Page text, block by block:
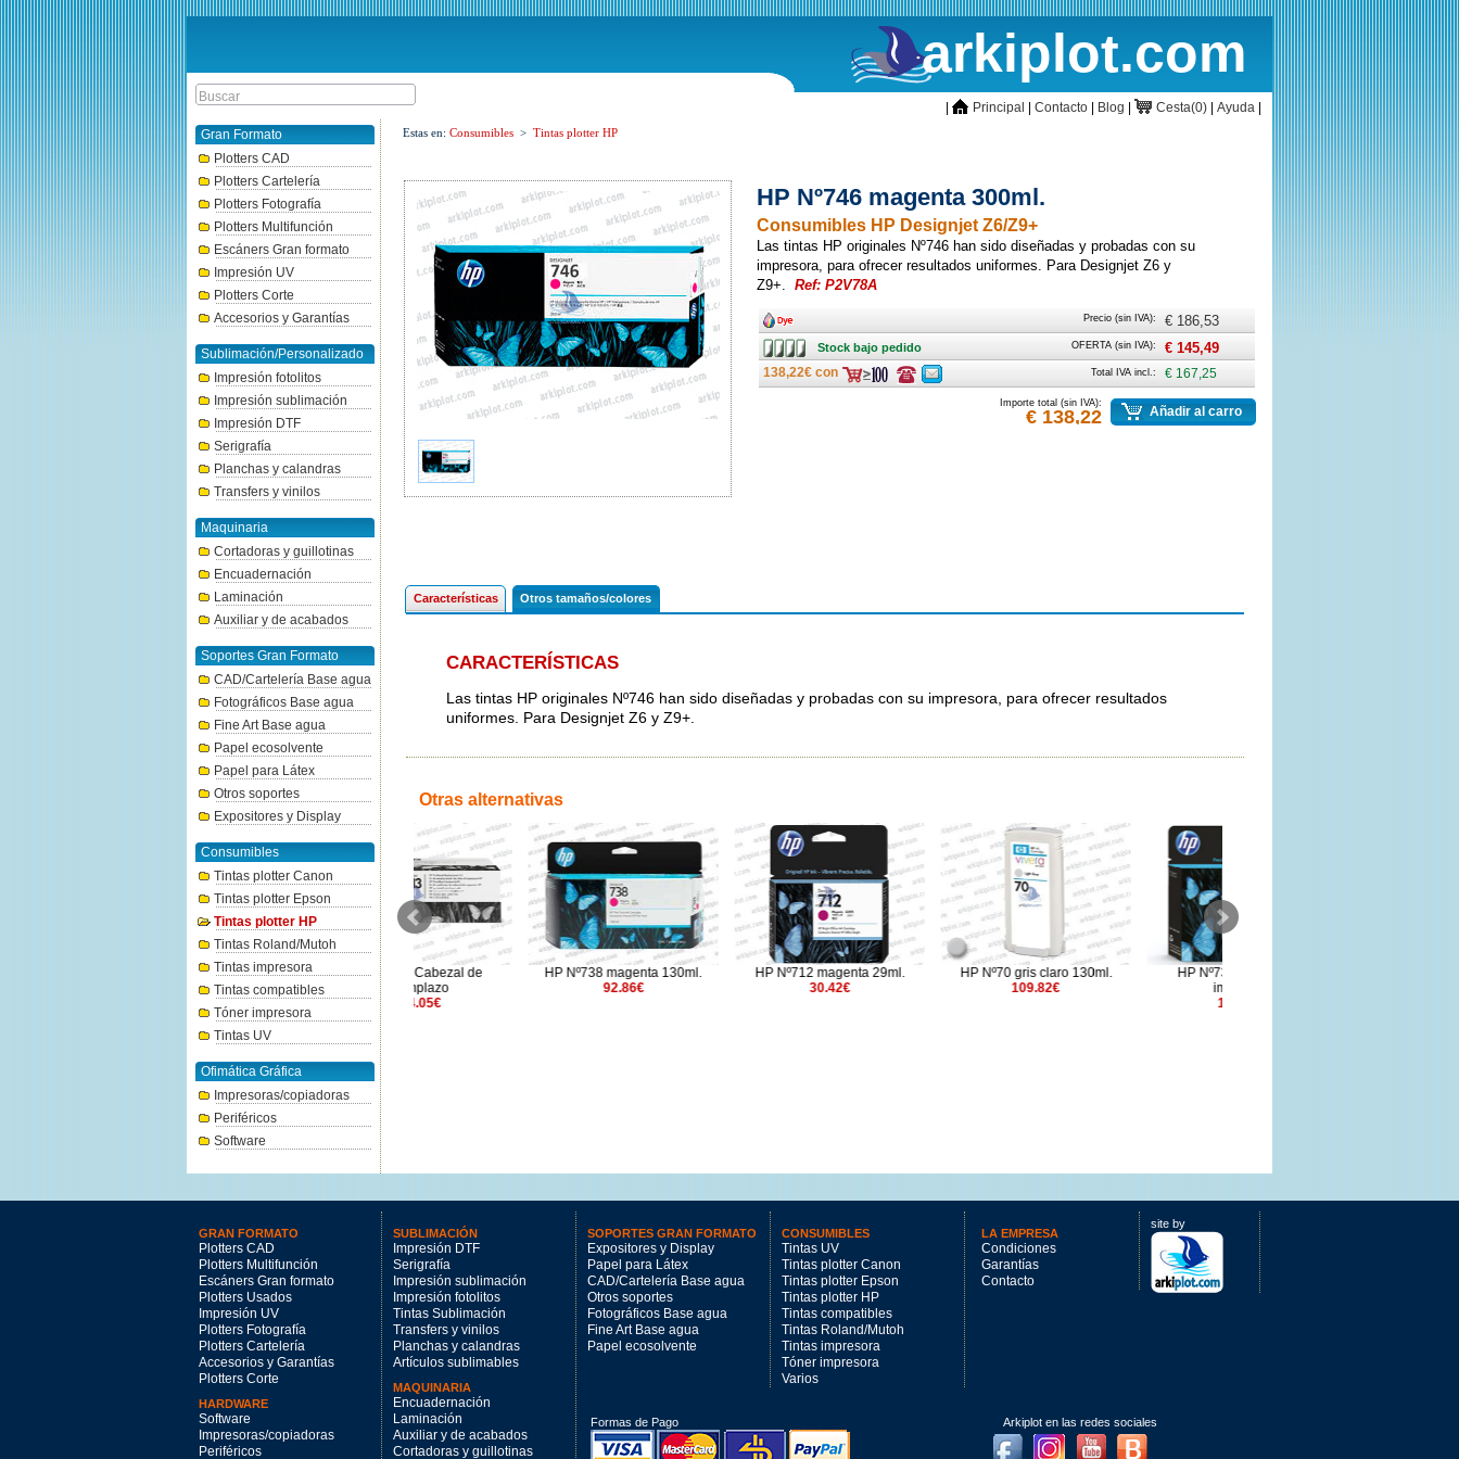
arkiplot.com
inicioPrincipal Contacto Blog CestaCesta(0) Ayuda
Gran Formato
Plotters CAD
Plotters Cartelería
Plotters Fotografía
Plotters Multifunción
Escáners Gran formato
Impresión UV
Plotters Corte
Accesorios y Garantías
Sublimación/Personalizado
Impresión fotolitos
Impresión sublimación
Impresión DTF
Serigrafía
Planchas y calandras
Transfers y vinilos
Maquinaria
Cortadoras y guillotinas
Encuadernación
Laminación
Auxiliar y de acabados
Soportes Gran Formato
CAD/Cartelería Base agua
Fotográficos Base agua
Fine Art Base agua
Papel ecosolvente
Papel para Látex
Otros soportes
Expositores y Display
Consumibles
Tintas plotter Canon
Tintas plotter Epson
Tintas plotter HP
Tintas Roland/Mutoh
Tintas impresora
Tintas compatibles
Tóner impresora
Tintas UV
Ofimática Gráfica
Impresoras/copiadoras
Periféricos
Software
Estas en: Consumibles > Tintas plotter HP
HP Nº746 magenta 300ml.
Consumibles HP Designjet Z6/Z9+
Las tintas HP originales Nº746 han sido diseñadas y probadas con su
impresora, para ofrecer resultados uniformes. Para Designjet Z6 y
Z9+. Ref: P2V78A
Ancho Precio (sin IVA): € 186,53
Stock
bajo
pedido
Stock bajo pedido OFERTA (sin IVA): € 145,49
138,22€ con
Consulte
ofertas
Consulte
ofertas
Total IVA incl.: € 167,25
Importe total (sin IVA):
€ 138,22 Añadir al carro
Características Otros tamaños/colores
CARACTERÍSTICAS
Las tintas HP originales Nº746 han sido diseñadas y probadas con su impresora, para ofrecer resultados
uniformes. Para Designjet Z6 y Z9+.
Otras alternativas
HP Nº713 Cabezal de
reemplazo
204.05€
HP Nº738 magenta 130ml.
HP Nº712 magenta 29ml.
HP Nº70 gris claro 130ml.
HP Nº731 Cabezal de
GRAN FORMATO
Plotters CAD
Plotters Multifunción
Escáners Gran formato
Plotters Usados
Impresión UV
Plotters Fotografía
Plotters Cartelería
Accesorios y Garantías
Plotters Corte
HARDWARE
Software
Impresoras/copiadoras
Periféricos
SUBLIMACIÓN
Impresión DTF
Serigrafía
Impresión sublimación
Impresión fotolitos
Tintas Sublimación
Transfers y vinilos
Planchas y calandras
Artículos sublimables
MAQUINARIA
Encuadernación
Laminación
Auxiliar y de acabados
Cortadoras y guillotinas
SOPORTES GRAN FORMATO
Expositores y Display
Papel para Látex
CAD/Cartelería Base agua
Otros soportes
Fotográficos Base agua
Fine Art Base agua
Papel ecosolvente
CONSUMIBLES
Tintas UV
Tintas plotter Canon
Tintas plotter Epson
Tintas plotter HP
Tintas compatibles
Tintas Roland/Mutoh
Tintas impresora
Tóner impresora
Varios
LA EMPRESA
Condiciones
Garantías
Contacto
site by
Formas de Pago
Arkiplot en las redes sociales
FacebookInstagramYoutubeBlog